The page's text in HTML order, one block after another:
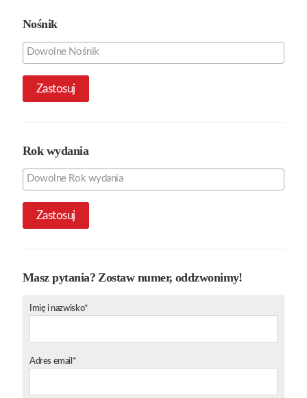
Nośnik
Zastosuj
Rok wydania
Zastosuj
Masz pytania? Zostaw numer, oddzwonimy!
Imię i nazwisko*
Adres email*